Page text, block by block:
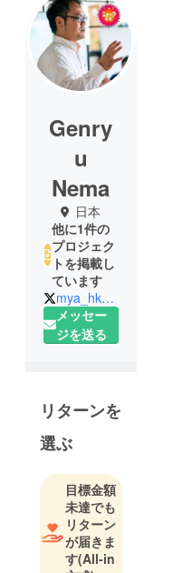
Genry
u
Nema
日本
他に1件の
プロジェク
トを掲載し
ています
mya_hk_lab
メッセー
ジを送る
リターンを
選ぶ
目標金額
未達でも
リターン
が届きま
す(All-in